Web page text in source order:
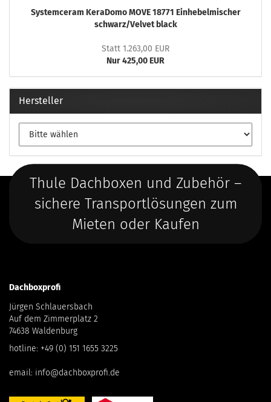
Systemceram KeraDomo MOVE 18771 Einhebelmischer
schwarz/Velvet black
Statt 1.263,00 EUR
Nur 425,00 EUR
Hersteller
Thule Dachboxen und Zubehör –
sichere Transportlösungen zum
Mieten oder Kaufen
Dachboxprofi
Jürgen Schlauersbach
Auf dem Zimmerplatz 2
74638 Waldenburg
hotline: +49 (0) 151 1655 3225
email: info@dachboxprofi.de